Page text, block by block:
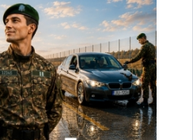
ID, kas tiek izmantots
datu iegūšanai par to, kā
izmanto vietni.